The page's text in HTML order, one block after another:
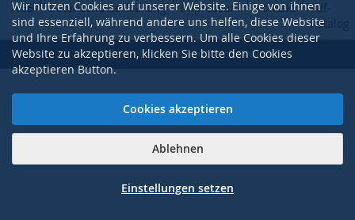
AGB Datenschutzerklärung Impressum Kontakt
Pdf-
Katalog
Copyright © 2017-2021 NOGE Technik GmbH
Wir nutzen Cookies auf unserer Website. Einige von ihnen
sind essenziell, während andere uns helfen, diese Website
und Ihre Erfahrung zu verbessern. Um alle Cookies dieser
Website zu akzeptieren, klicken Sie bitte den Cookies
akzeptieren Button.
Cookies akzeptieren
Ablehnen
Einstellungen setzen